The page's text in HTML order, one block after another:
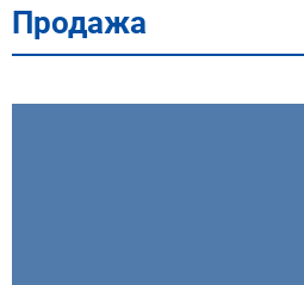
Продажа